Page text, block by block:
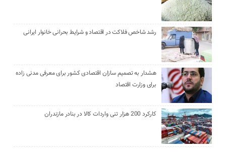
رشد شاخص فلاکت در اقتصاد و شرایط بحرانی خانوار ایرانی
هشدار به تصمیم سازان اقتصادی کشور برای معرفی مدنی زاده
برای وزارت اقتصاد
کارکرد 200 هزار تنی واردات کالا در بنادر مازندران